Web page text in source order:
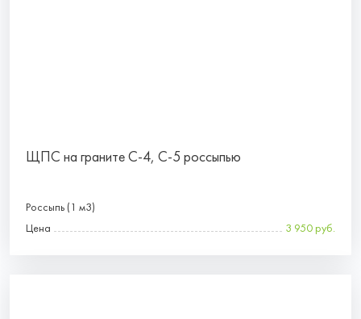
ЩПС на граните С-4, С-5 россыпью
Россыпь (1 м3)
Цена
3 950 руб.